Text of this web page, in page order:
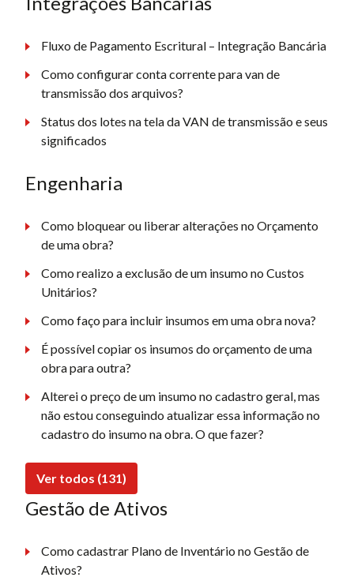
Fluxo de Pagamento Escritural – Integração Bancária
Como configurar conta corrente para van de
transmissão dos arquivos?
Status dos lotes na tela da VAN de transmissão e seus
significados
Engenharia
Como bloquear ou liberar alterações no Orçamento
de uma obra?
Como realizo a exclusão de um insumo no Custos
Unitários?
Como faço para incluir insumos em uma obra nova?
É possível copiar os insumos do orçamento de uma
obra para outra?
Alterei o preço de um insumo no cadastro geral, mas
não estou conseguindo atualizar essa informação no
cadastro do insumo na obra. O que fazer?
Ver todos (131)
Gestão de Ativos
Como cadastrar Plano de Inventário no Gestão de
Ativos?